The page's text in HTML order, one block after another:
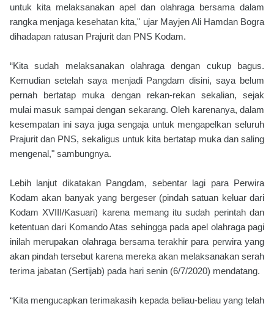
untuk kita melaksanakan apel dan olahraga bersama dalam
rangka menjaga kesehatan kita," ujar Mayjen Ali Hamdan Bogra
dihadapan ratusan Prajurit dan PNS Kodam.
“Kita sudah melaksanakan olahraga dengan cukup bagus.
Kemudian setelah saya menjadi Pangdam disini, saya belum
pernah bertatap muka dengan rekan-rekan sekalian, sejak
mulai masuk sampai dengan sekarang. Oleh karenanya, dalam
kesempatan ini saya juga sengaja untuk mengapelkan seluruh
Prajurit dan PNS, sekaligus untuk kita bertatap muka dan saling
mengenal," sambungnya.
Lebih lanjut dikatakan Pangdam, sebentar lagi para Perwira
Kodam akan banyak yang bergeser (pindah satuan keluar dari
Kodam XVIII/Kasuari) karena memang itu sudah perintah dan
ketentuan dari Komando Atas sehingga pada apel olahraga pagi
inilah merupakan olahraga bersama terakhir para perwira yang
akan pindah tersebut karena mereka akan melaksanakan serah
terima jabatan (Sertijab) pada hari senin (6/7/2020) mendatang.
“Kita mengucapkan terimakasih kepada beliau-beliau yang telah